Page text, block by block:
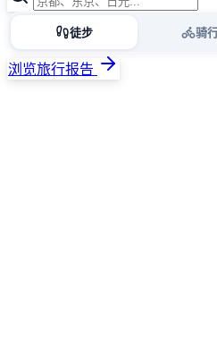
徒步 骑
浏览旅行报告